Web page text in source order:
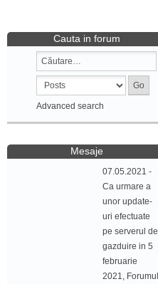
Cauta in forum
Advanced search
Mesaje
07.05.2021 -
Ca urmare a
unor update-
uri efectuate
pe serverul de
gazduire in 5
februarie
2021, Forumul